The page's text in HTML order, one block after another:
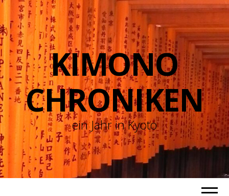
KIMONO
CHRONIKEN
ein Jahr in Kyoto